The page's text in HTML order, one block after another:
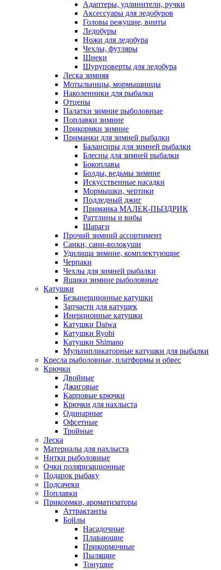
Адаптеры, удлинители, ручки
Аксессуары для ледобуров
Головы режущие, винты
Ледобуры
Ножи для ледобура
Чехлы, футляры
Шнеки
Шуруповерты для ледобура
Леска зимняя
Мотыльницы, мормышницы
Наколенники для рыбалки
Отцепы
Палатки зимние рыболовные
Поплавки зимние
Прикормки зимние
Приманки для зимней рыбалки
Балансиры для зимней рыбалки
Блесны для зимней рыбалки
Бокоплавы
Болды, ведьмы зимние
Искусственные насадки
Мормышки, чертики
Подледный джиг
Приманка МАЛЕК-ПЫЗДРИК
Раттлины и вибы
Шараги
Прочий зимний ассортимент
Санки, сани-волокуши
Удилища зимние, комплектующие
Черпаки
Чехлы для зимней рыбалки
Ящики зимние рыболовные
Катушки
Безынерционные катушки
Запчасти для катушек
Инерционные катушки
Катушки Daiwa
Катушки Ryobi
Катушки Shimano
Мультипликаторные катушки для рыбалки
Кресла рыболовные, платформы и обвес
Крючки
Двойные
Джиговые
Карповые крючки
Крючки для нахлыста
Одинарные
Офсетные
Тройные
Леска
Материалы для нахлыста
Нитки рыболовные
Очки поляризационные
Подарок рыбаку
Подсачеки
Поплавки
Прикормки, ароматизаторы
Аттрактанты
Бойлы
Насадочные
Плавающие
Прикормочные
Пылящие
Тонущие